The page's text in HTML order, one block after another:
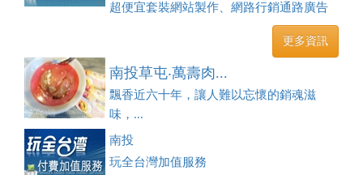
超便宜套裝網站製作、網路行銷通路廣告
刊登、訂房系統、客房委託旅行社銷售，全面優惠中....
更多資訊
南投草屯‧萬壽肉...
飄香近六十年，讓人難以忘懷的銷魂滋
味，...
南投
玩全台灣加值服務